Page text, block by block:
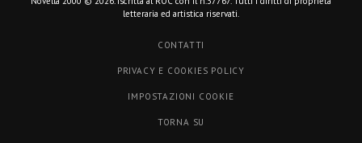
letteraria ed artistica riservati.
CONTATTI
PRIVACY E COOKIES POLICY
IMPOSTAZIONI COOKIE
TORNA SU